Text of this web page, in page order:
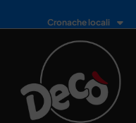
Cronache locali